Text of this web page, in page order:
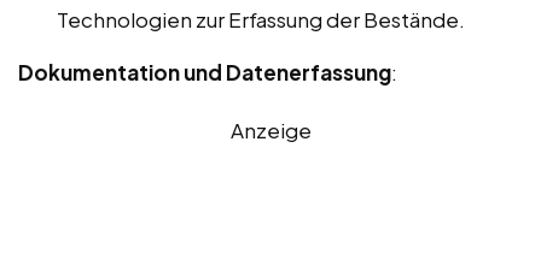
Technologien zur Erfassung der Bestände.
Dokumentation und Datenerfassung:
Anzeige